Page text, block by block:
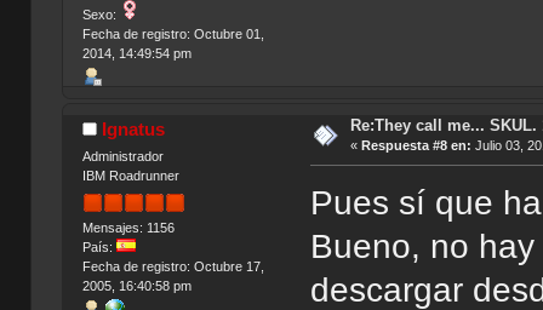
Sexo:
Fecha de registro: Octubre 01,
2014, 14:49:54 pm
Ignatus
Administrador
IBM Roadrunner
Mensajes: 1156
País:
Fecha de registro: Octubre 17,
2005, 16:40:58 pm
Re:They call me... SKUL.
« Respuesta #8 en: Julio 03,
Pues sí que
Bueno, no
descargar